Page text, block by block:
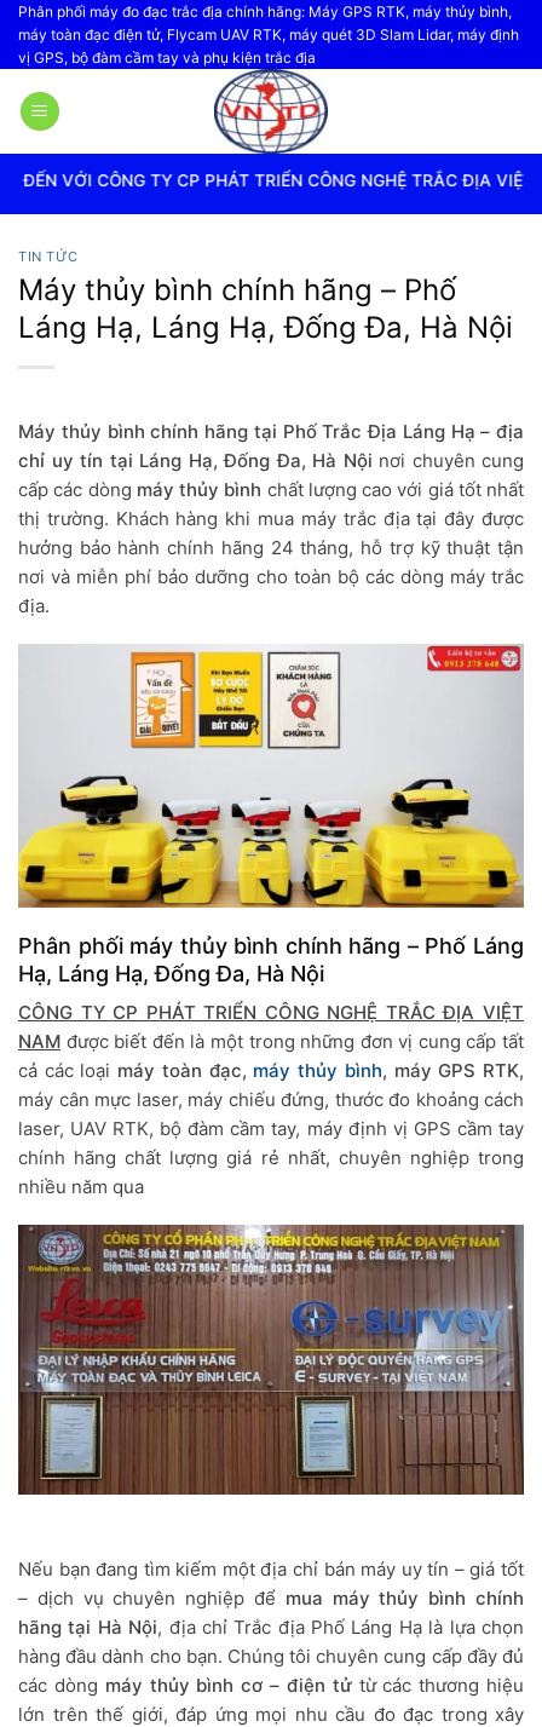
Bỏ
qua
nội
dung
Phân phối máy đo đạc trắc địa chính hãng: Máy GPS RTK, máy thủy bình,
máy toàn đạc điện tử, Flycam UAV RTK, máy quét 3D Slam Lidar, máy định
vị GPS, bộ đàm cầm tay và phụ kiện trắc địa
TY CP PHÁT TRIỂN CÔNG NGHỆ TRẮC ĐỊA VIỆT NAM
TIN TỨC
Máy thủy bình chính hãng – Phố
Láng Hạ, Láng Hạ, Đống Đa, Hà Nội
Máy thủy bình chính hãng tại Phố Trắc Địa Láng Hạ – địa
chỉ uy tín tại Láng Hạ, Đống Đa, Hà Nội nơi chuyên cung
cấp các dòng máy thủy bình chất lượng cao với giá tốt nhất
thị trường. Khách hàng khi mua máy trắc địa tại đây được
hưởng bảo hành chính hãng 24 tháng, hỗ trợ kỹ thuật tận
nơi và miễn phí bảo dưỡng cho toàn bộ các dòng máy trắc
địa.
Phân phối máy thủy bình chính hãng – Phố Láng
Hạ, Láng Hạ, Đống Đa, Hà Nội
CÔNG TY CP PHÁT TRIỂN CÔNG NGHỆ TRẮC ĐỊA VIỆT
NAM được biết đến là một trong những đơn vị cung cấp tất
cả các loại máy toàn đạc, máy thủy bình, máy GPS RTK,
máy cân mực laser, máy chiếu đứng, thước đo khoảng cách
laser, UAV RTK, bộ đàm cầm tay, máy định vị GPS cầm tay
chính hãng chất lượng giá rẻ nhất, chuyên nghiệp trong
nhiều năm qua
Nếu bạn đang tìm kiếm một địa chỉ bán máy uy tín – giá tốt
– dịch vụ chuyên nghiệp để mua máy thủy bình chính
hãng tại Hà Nội, địa chỉ Trắc địa Phố Láng Hạ là lựa chọn
hàng đầu dành cho bạn. Chúng tôi chuyên cung cấp đầy đủ
các dòng máy thủy bình cơ – điện tửtừ các thương hiệu
lớn trên thế giới, đáp ứng mọi nhu cầu đo đạc trong xây